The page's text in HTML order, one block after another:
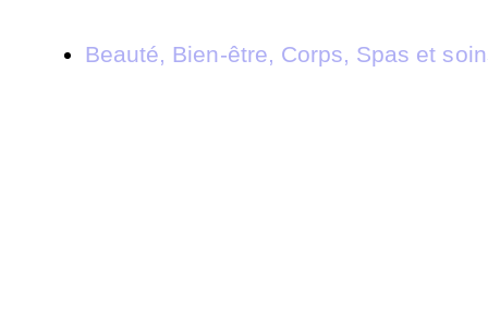
Beauté, Bien-être, Corps, Spas et